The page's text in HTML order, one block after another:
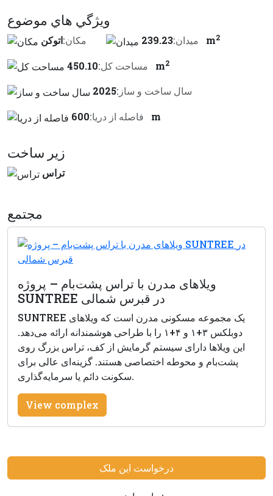
ويژگي هاي موضوع
مكان:اتوکن ميدان: 239.23 m2
مساحت کل: 450.10 m2
سال ساخت و ساز:2025
فاصله از دريا:
600 m
زير ساخت
تراس
مجتمع
ویلاهای مدرن با تراس پشت‌بام – پروژه
SUNTREE در قبرس شمالی
SUNTREE یک مجموعه مسکونی مدرن است که ویلاهای
دوبلکس ۳+۱ و ۴+۱ را با طراحی هوشمندانه ارائه می‌دهد.
این ویلاها دارای سیستم گرمایش از کف، تراس بزرگ روی
پشت‌بام و محوطه اختصاصی هستند. گزینه‌ای عالی برای
سکونت دائم یا سرمایه‌گذاری.
View complex
درخواست این ملک